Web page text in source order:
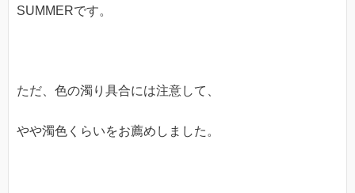
SUMMERです。
ただ、色の濁り具合には注意して、
やや濁色くらいをお薦めしました。